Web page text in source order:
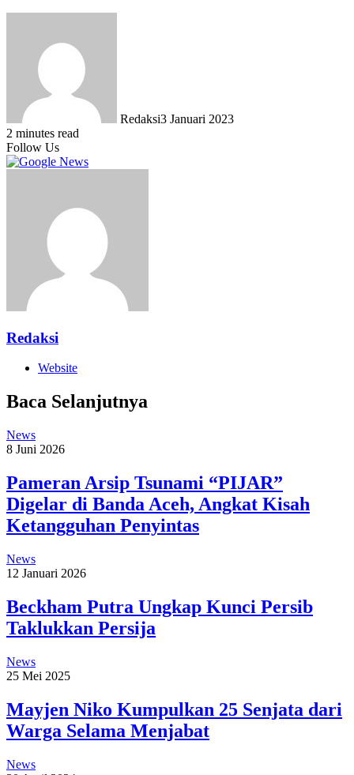
Redaksi3 Januari 2023
2 minutes read
Follow Us
Redaksi
Website
Baca Selanjutnya
News
8 Juni 2026
Pameran Arsip Tsunami “PIJAR”
Digelar di Banda Aceh, Angkat Kisah
Ketangguhan Penyintas
News
12 Januari 2026
Beckham Putra Ungkap Kunci Persib
Taklukkan Persija
News
25 Mei 2025
Mayjen Niko Kumpulkan 25 Senjata dari
Warga Selama Menjabat
News